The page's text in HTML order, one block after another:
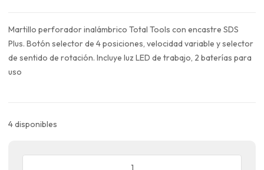
original
era:
$208.990.
actual
es:
$156.743.
Martillo perforador inalámbrico Total Tools con encastre SDS
Plus. Botón selector de 4 posiciones, velocidad variable y selector
de sentido de rotación. Incluye luz LED de trabajo, 2 baterías para
uso
4 disponibles